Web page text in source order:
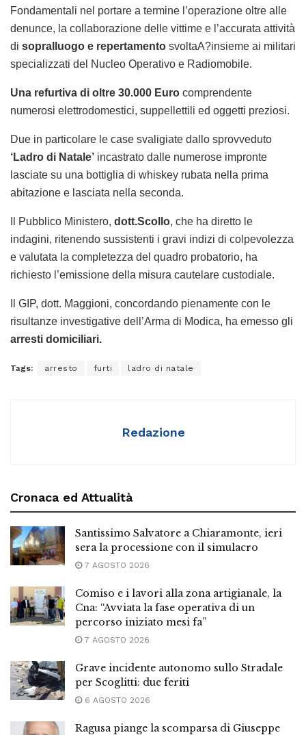
Fondamentali nel portare a termine l’operazione oltre alle
denunce, la collaborazione delle vittime e l’accurata attività
di sopralluogo e repertamento svoltaA?insieme ai militari
specializzati del Nucleo Operativo e Radiomobile.
Una refurtiva di oltre 30.000 Euro comprendente
numerosi elettrodomestici, suppellettili ed oggetti preziosi.
Due in particolare le case svaligiate dallo sprovveduto
‘Ladro di Natale’ incastrato dalle numerose impronte
lasciate su una bottiglia di whiskey rubata nella prima
abitazione e lasciata nella seconda.
Il Pubblico Ministero, dott.Scollo, che ha diretto le
indagini, ritenendo sussistenti i gravi indizi di colpevolezza
e valutata la completezza del quadro probatorio, ha
richiesto l’emissione della misura cautelare custodiale.
Il GIP, dott. Maggioni, concordando pienamente con le
risultanze investigative dell’Arma di Modica, ha emesso gli
arresti domiciliari.
Tags: arresto furti ladro di natale
Redazione
Cronaca ed Attualità
Santissimo Salvatore a Chiaramonte, ieri
sera la processione con il simulacro
7 AGOSTO 2026
Comiso e i lavori alla zona artigianale, la
Cna: “Avviata la fase operativa di un
percorso iniziato mesi fa”
7 AGOSTO 2026
Grave incidente autonomo sullo Stradale
per Scoglitti: due feriti
6 AGOSTO 2026
Ragusa piange la scomparsa di Giuseppe